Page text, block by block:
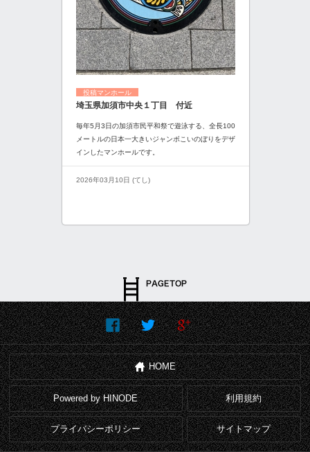
投稿マンホール
埼玉県加須市中央１丁目 付近
毎年5月3日の加須市民平和祭で遊泳する、全長100
メートルの日本一大きいジャンボこいのぼりをデザ
インしたマンホールです。
2026年03月10日 (てし)
HOME
Powered by HINODE 利用規約
プライバシーポリシー サイトマップ